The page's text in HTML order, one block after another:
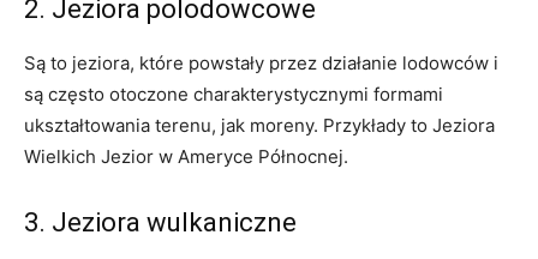
2. Jeziora polodowcowe
Są to jeziora, które powstały przez działanie lodowców i
są często otoczone charakterystycznymi formami
ukształtowania terenu, jak moreny. Przykłady to Jeziora
Wielkich Jezior w Ameryce Północnej.
3. Jeziora wulkaniczne